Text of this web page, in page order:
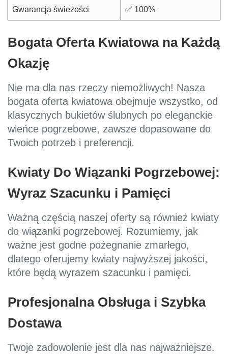
Gwarancja świeżości ✅ 100%
Bogata Oferta Kwiatowa na Każdą
Okazję
Nie ma dla nas rzeczy niemożliwych! Nasza
bogata oferta kwiatowa obejmuje wszystko, od
klasycznych bukietów ślubnych po eleganckie
wieńce pogrzebowe, zawsze dopasowane do
Twoich potrzeb i preferencji.
Kwiaty Do Wiązanki Pogrzebowej:
Wyraz Szacunku i Pamięci
Ważną częścią naszej oferty są również kwiaty
do wiązanki pogrzebowej. Rozumiemy, jak
ważne jest godne pożegnanie zmarłego,
dlatego oferujemy kwiaty najwyższej jakości,
które będą wyrazem szacunku i pamięci.
Profesjonalna Obsługa i Szybka
Dostawa
Twoje zadowolenie jest dla nas najważniejsze.